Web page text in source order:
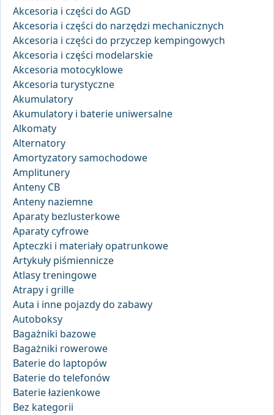
Akcesoria i części do AGD
Akcesoria i części do narzędzi mechanicznych
Akcesoria i części do przyczep kempingowych
Akcesoria i części modelarskie
Akcesoria motocyklowe
Akcesoria turystyczne
Akumulatory
Akumulatory i baterie uniwersalne
Alkomaty
Alternatory
Amortyzatory samochodowe
Amplitunery
Anteny CB
Anteny naziemne
Aparaty bezlusterkowe
Aparaty cyfrowe
Apteczki i materiały opatrunkowe
Artykuły piśmiennicze
Atlasy treningowe
Atrapy i grille
Auta i inne pojazdy do zabawy
Autoboksy
Bagażniki bazowe
Bagażniki rowerowe
Baterie do laptopów
Baterie do telefonów
Baterie łazienkowe
Bez kategorii